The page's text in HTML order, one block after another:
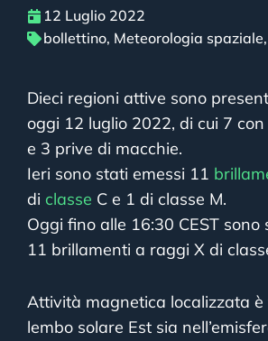
12 Luglio 2022
bollettino, Meteorologia spaziale,
Dieci regioni attive sono
oggi 12 luglio 2022, di cui 7
e 3 prive di macchie.
Ieri sono stati emessi 11
di classe C e 1 di classe M.
Oggi fino alle 16:30 CEST sono
11 brillamenti a raggi X di
Attività magnetica localizzata è
lembo solare Est sia